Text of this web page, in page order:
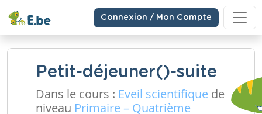
Connexion / Mon Compte
Petit-déjeuner()-suite
Dans le cours : Eveil scientifique de
niveau Primaire – Quatrième